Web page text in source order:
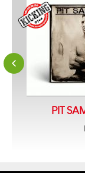
PIT